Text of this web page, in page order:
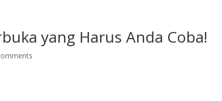
yang Harus Anda Coba!